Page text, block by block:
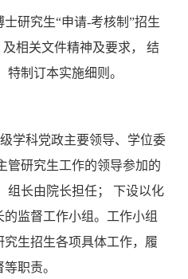
研究生“申请-考核制”招生
相关文件精神及要求， 结
制订本实施细则。
学科党政主要领导、学位委
管研究生工作的领导参加的
组长由院长担任； 下设以化
监督工作小组。工作小组
生招生各项具体工作，履
职责。